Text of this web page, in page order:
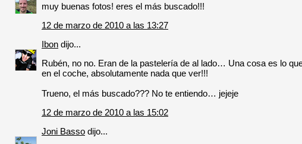
muy buenas fotos! eres el más buscado!!!
12 de marzo de 2010 a las 13:27
Ibon dijo...
Rubén, no no. Eran de la pastelería de al lado… Una cosa es lo
en el coche, absolutamente nada que ver!!!
Trueno, el más buscado??? No te entiendo… jejeje
12 de marzo de 2010 a las 15:02
Joni Basso dijo...